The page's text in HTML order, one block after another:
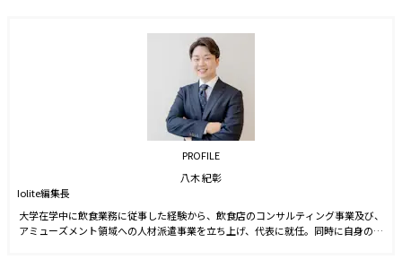
PROFILE
八木 紀彰
Iolite編集長
大学在学中に飲食業務に従事した経験から、飲食店のコンサルティング事業及び、
アミューズメント領域への人材派遣事業を立ち上げ、代表に就任。同時に自身のブ